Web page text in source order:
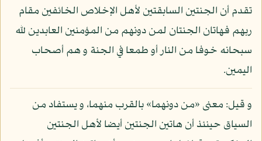
تقدم أن الجنتين السابقتين لأهل الإخلاص الخائفين مقام
ربهم فهاتان الجنتان لمن دونهم من المؤمنين العابدين لله
سبحانه خوفا من النار أو طمعا في الجنة و هم أصحاب
اليمين.
و قيل: معنى «من دونهما» بالقرب منهما، و يستفاد من
السياق حينئذ أن هاتين الجنتين أيضا لأهل الجنتين